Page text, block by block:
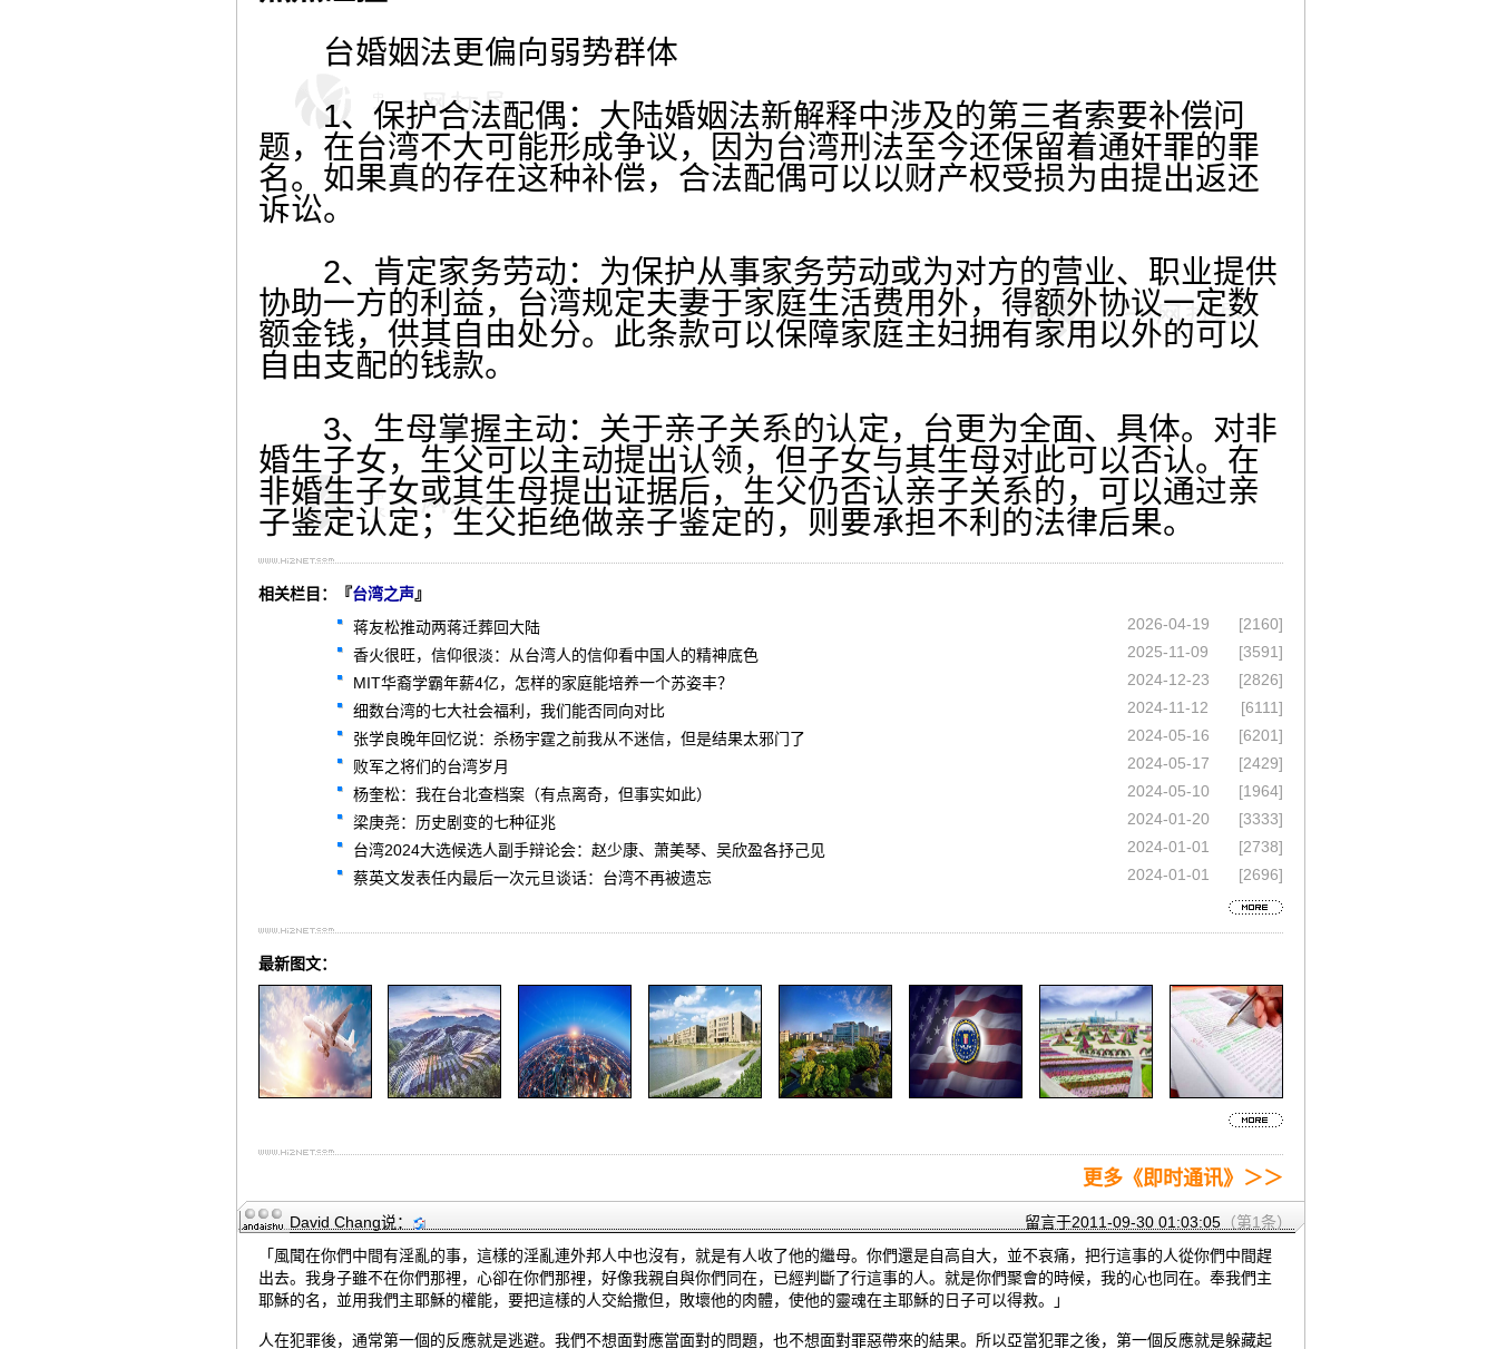
台婚姻法更偏向弱势群体
1、保护合法配偶：大陆婚姻法新解释中涉及的第三者索要补偿问
题，在台湾不大可能形成争议，因为台湾刑法至今还保留着通奸罪的罪
名。如果真的存在这种补偿，合法配偶可以以财产权受损为由提出返还
诉讼。
2、肯定家务劳动：为保护从事家务劳动或为对方的营业、职业提供
协助一方的利益，台湾规定夫妻于家庭生活费用外，得额外协议一定数
额金钱，供其自由处分。此条款可以保障家庭主妇拥有家用以外的可以
自由支配的钱款。
3、生母掌握主动：关于亲子关系的认定，台更为全面、具体。对非
婚生子女，生父可以主动提出认领，但子女与其生母对此可以否认。在
非婚生子女或其生母提出证据后，生父仍否认亲子关系的，可以通过亲
子鉴定认定；生父拒绝做亲子鉴定的，则要承担不利的法律后果。
相关栏目：『台湾之声』
蒋友松推动两蒋迁葬回大陆
2026-04-19
[2160]
香火很旺，信仰很淡：从台湾人的信仰看中国人的精神底色
2025-11-09
[3591]
MIT华裔学霸年薪4亿，怎样的家庭能培养一个苏姿丰？
2024-12-23
[2826]
细数台湾的七大社会福利，我们能否同向对比
2024-11-12
[6111]
张学良晚年回忆说：杀杨宇霆之前我从不迷信，但是结果太邪门了
2024-05-16
[6201]
败军之将们的台湾岁月
2024-05-17
[2429]
杨奎松：我在台北查档案（有点离奇，但事实如此）
2024-05-10
[1964]
梁庚尧：历史剧变的七种征兆
2024-01-20
[3333]
台湾2024大选候选人副手辩论会：赵少康、萧美琴、吴欣盈各抒己见
2024-01-01
[2738]
蔡英文发表任内最后一次元旦谈话：台湾不再被遗忘
2024-01-01 [2696]
最新图文：
更多《即时通讯》＞＞
David Chang说： 留言于2011-09-30 01:03:05 （第1条）
「風聞在你們中間有淫亂的事，這樣的淫亂連外邦人中也沒有，就是有人收了他的繼母。你們還是自高自大，並不哀痛，把行這事的人從你們中間趕
出去。我身子雖不在你們那裡，心卻在你們那裡，好像我親自與你們同在，已經判斷了行這事的人。就是你們聚會的時候，我的心也同在。奉我們主
耶穌的名，並用我們主耶穌的權能，要把這樣的人交給撒但，敗壞他的肉體，使他的靈魂在主耶穌的日子可以得救。」
人在犯罪後，通常第一個的反應就是逃避。我們不想面對應當面對的問題，也不想面對罪惡帶來的結果。所以亞當犯罪之後，第一個反應就是躲藏起